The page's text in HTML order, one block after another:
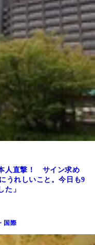
人直撃！ サイン求め
うれしいこと。今日も9
た」
国際